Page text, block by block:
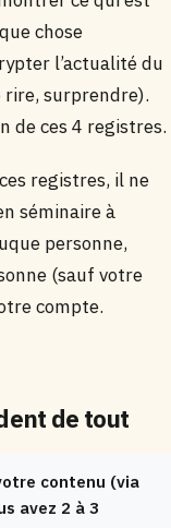
chose
l’actualité du
surprendre).
de ces 4 registres.
registres, il ne
séminaire à
personne,
(sauf votre
compte.
de tout
contenu (via
avez 2 à 3